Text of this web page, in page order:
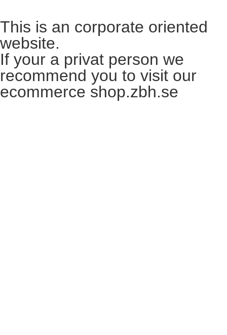
This is an corporate oriented
website.
If your a privat person we
recommend you to visit our
ecommerce shop.zbh.se